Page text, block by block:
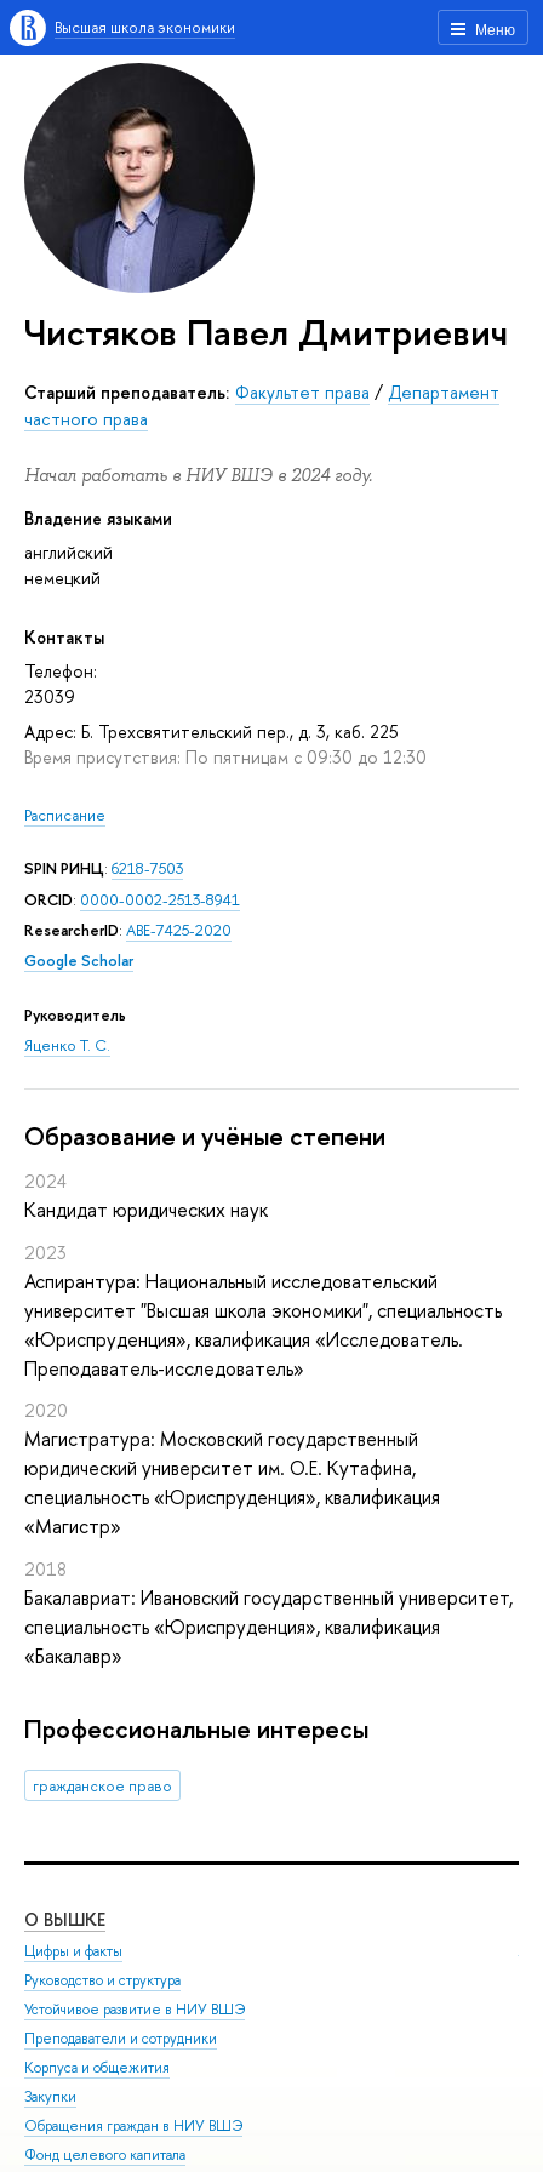
Меню
Высшая школа экономики
Чистяков Павел Дмитриевич
старший преподаватель: Факультет права / Департамент
частного права
Начал работать в НИУ ВШЭ в 2024 году.
Владение языками
английский
немецкий
Контакты
Телефон:
23039
Адрес: Б. Трехсвятительский пер., д. 3, каб. 225
Время присутствия: По пятницам с 09:30 до 12:30
Расписание
SPIN РИНЦ: 6218-7503
ORCID: 0000-0002-2513-8941
ResearcherID: ABE-7425-2020
Google Scholar
Руководитель
Яценко Т. С.
Oбразование и учёные степени
2024
Кандидат юридических наук
2023
Аспирантура: Национальный исследовательский
университет "Высшая школа экономики", специальность
«Юриспруденция», квалификация «Исследователь.
Преподаватель-исследователь»
2020
Магистратура: Московский государственный
юридический университет им. О.Е. Кутафина,
специальность «Юриспруденция», квалификация
«Магистр»
2018
Бакалавриат: Ивановский государственный университет,
специальность «Юриспруденция», квалификация
«Бакалавр»
Профессиональные интересы
гражданское право
О ВЫШКЕ
Цифры и факты
Руководство и структура
Устойчивое развитие в НИУ ВШЭ
Преподаватели и сотрудники
Корпуса и общежития
Закупки
Обращения граждан в НИУ ВШЭ
Фонд целевого капитала